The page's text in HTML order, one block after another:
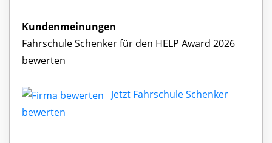
Kundenmeinungen
Fahrschule Schenker für den HELP Award 2026
bewerten
Jetzt Fahrschule Schenker
bewerten